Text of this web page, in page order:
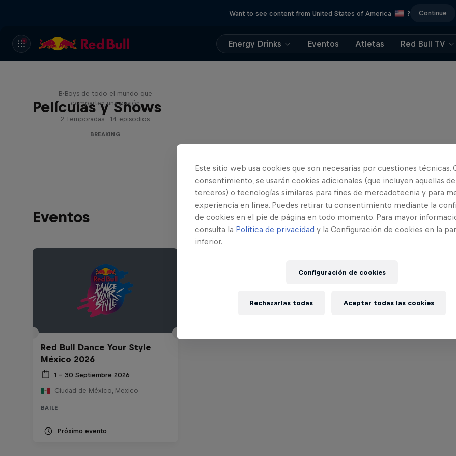
Want to see content from United States of America ? Continue
Energy Drinks Eventos Atletas Red Bull TV
Películas y Shows
B-Boys de todo el mundo que
comparten una pasión
2 Temporadas · 14 episodios
BREAKING
Eventos
Red Bull Dance Your Style
México 2026
1 – 30 Septiembre 2026
Ciudad de México, Mexico
BAILE
Próximo evento
Este sitio web usa cookies que son necesarias por cuestiones técnicas.
consentimiento, se usarán cookies adicionales (que incluyen aquellas de
terceros) o tecnologías similares para fines de mercadotecnia y para
experiencia en línea. Puedes retirar tu consentimiento mediante la
de cookies en el pie de página en todo momento. Para mayor
consulta la Política de privacidad y la Configuración de cookies en la
inferior.
Configuración de cookies
Rechazarlas todas Aceptar todas las cookies